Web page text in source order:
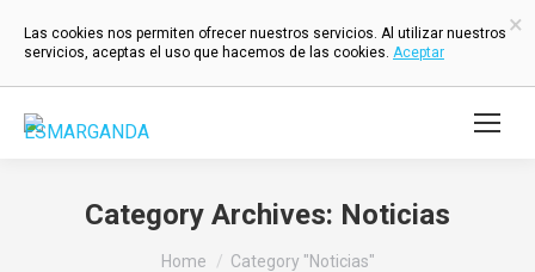
Category Archives: Noticias
You are here:
Home Category "Noticias"
×
Las cookies nos permiten ofrecer nuestros servicios. Al utilizar nuestros
servicios, aceptas el uso que hacemos de las cookies. Aceptar